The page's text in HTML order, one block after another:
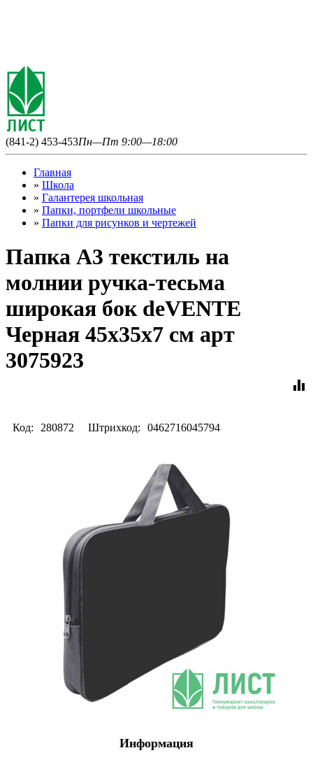
(841-2) 453-453Пн—Пт 9:00—18:00
Главная
» Школа
» Галантерея школьная
» Папки, портфели школьные
» Папки для рисунков и чертежей
Папка А3 текстиль на
молнии ручка-тесьма
широкая бок deVENTE
Черная 45x35x7 см арт
3075923
equalizer
Код: 280872 Штрихкод: 0462716045794
Информация